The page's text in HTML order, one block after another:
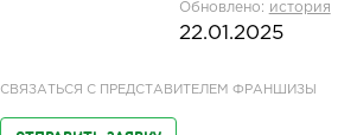
Обновлено: история
22.01.2025
СВЯЗАТЬСЯ С ПРЕДСТАВИТЕЛЕМ ФРАНШИЗЫ